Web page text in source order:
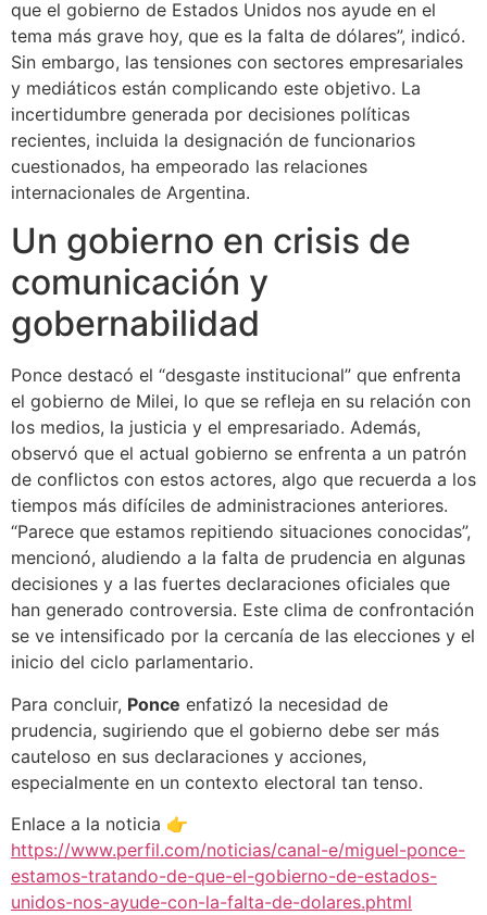
que el gobierno de Estados Unidos nos ayude en el
tema más grave hoy, que es la falta de dólares”, indicó.
Sin embargo, las tensiones con sectores empresariales
y mediáticos están complicando este objetivo. La
incertidumbre generada por decisiones políticas
recientes, incluida la designación de funcionarios
cuestionados, ha empeorado las relaciones
internacionales de Argentina.
Un gobierno en crisis de
comunicación y
gobernabilidad
Ponce destacó el “desgaste institucional” que enfrenta
el gobierno de Milei, lo que se refleja en su relación con
los medios, la justicia y el empresariado. Además,
observó que el actual gobierno se enfrenta a un patrón
de conflictos con estos actores, algo que recuerda a los
tiempos más difíciles de administraciones anteriores.
“Parece que estamos repitiendo situaciones conocidas”,
mencionó, aludiendo a la falta de prudencia en algunas
decisiones y a las fuertes declaraciones oficiales que
han generado controversia. Este clima de confrontación
se ve intensificado por la cercanía de las elecciones y el
inicio del ciclo parlamentario.
Para concluir, Ponce enfatizó la necesidad de
prudencia, sugiriendo que el gobierno debe ser más
cauteloso en sus declaraciones y acciones,
especialmente en un contexto electoral tan tenso.
Enlace a la noticia 👉
https://www.perfil.com/noticias/canal-e/miguel-ponce-
estamos-tratando-de-que-el-gobierno-de-estados-
unidos-nos-ayude-con-la-falta-de-dolares.phtml